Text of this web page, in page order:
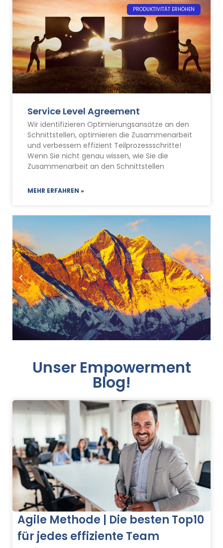
PRODUKTIVITÄT ERHÖHEN
Service Level Agreement
Wir identifizieren Optimierungsansätze an den
Schnittstellen, optimieren die Zusammenarbeit
und verbessern effizient Teilprozessschritte!
Wenn Sie nicht genau wissen, wie Sie die
Zusammenarbeit an den Schnittstellen
MEHR ERFAHREN »
Unser Empowerment
Blog!
Agile Methode | Die besten Top10
für jedes effiziente Team